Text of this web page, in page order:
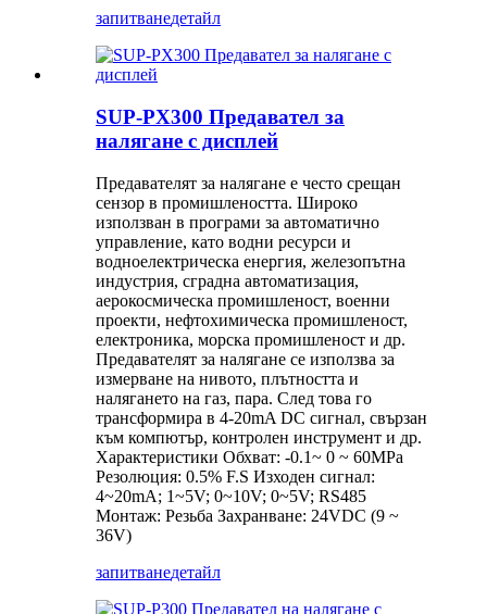
запитванедетайл
SUP-PX300 Предавател за
налягане с дисплей
Предавателят за налягане е често срещан
сензор в промишлеността. Широко
използван в програми за автоматично
управление, като водни ресурси и
водноелектрическа енергия, железопътна
индустрия, сградна автоматизация,
аерокосмическа промишленост, военни
проекти, нефтохимическа промишленост,
електроника, морска промишленост и др.
Предавателят за налягане се използва за
измерване на нивото, плътността и
налягането на газ, пара. След това го
трансформира в 4-20mA DC сигнал, свързан
към компютър, контролен инструмент и др.
Характеристики Обхват: -0.1~ 0 ~ 60MPa
Резолюция: 0.5% F.S Изходен сигнал:
4~20mA; 1~5V; 0~10V; 0~5V; RS485
Монтаж: Резьба Захранване: 24VDC (9 ~
36V)
запитванедетайл